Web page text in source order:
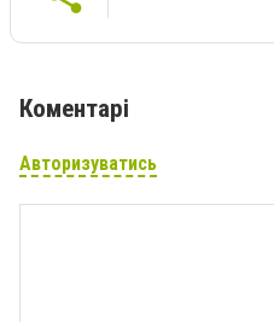
Коментарі
Авторизуватись